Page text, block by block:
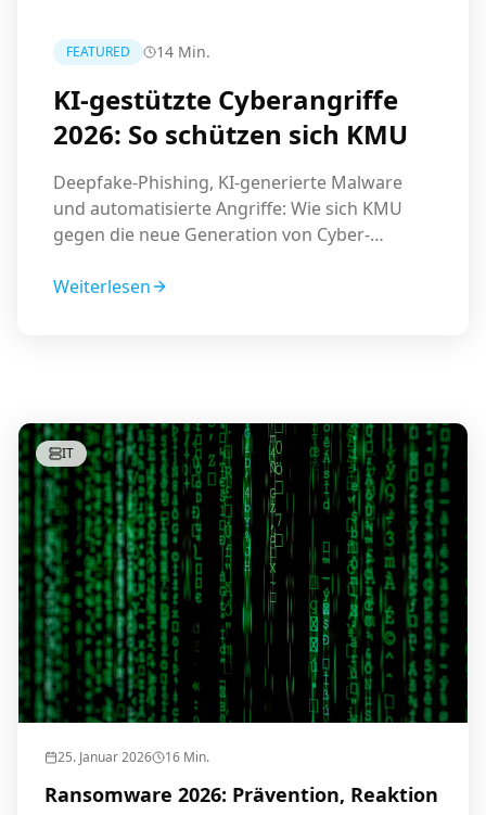
FEATURED 14 Min.
KI-gestützte Cyberangriffe
2026: So schützen sich KMU
Deepfake-Phishing, KI-generierte Malware
und automatisierte Angriffe: Wie sich KMU
gegen die neue Generation von Cyber-
Weiterlesen
IT
25. Januar 2026 16 Min.
Ransomware 2026: Prävention, Reaktion